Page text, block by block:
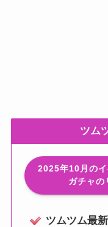
ツム
2025年10月の
ガチャの
ツムツム最